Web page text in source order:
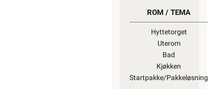
ROM / TEMA
Hyttetorget
Uterom
Bad
Kjøkken
Startpakke/Pakkeløsning